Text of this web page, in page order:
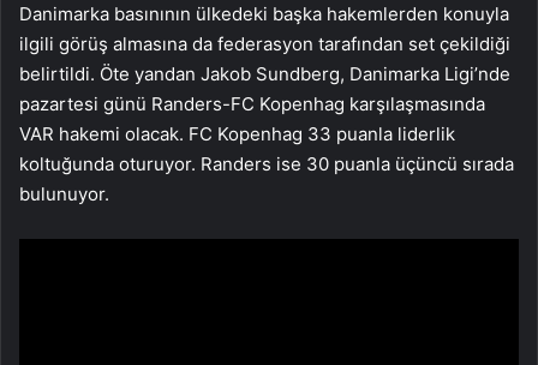
Danimarka basınının ülkedeki başka hakemlerden konuyla
ilgili görüş almasına da federasyon tarafından set çekildiği
belirtildi. Öte yandan Jakob Sundberg, Danimarka Ligi’nde
pazartesi günü Randers-FC Kopenhag karşılaşmasında
VAR hakemi olacak. FC Kopenhag 33 puanla liderlik
koltuğunda oturuyor. Randers ise 30 puanla üçüncü sırada
bulunuyor.